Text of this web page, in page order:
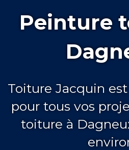
Peinture
Toiture Jacquin
pour tous vos
toiture à